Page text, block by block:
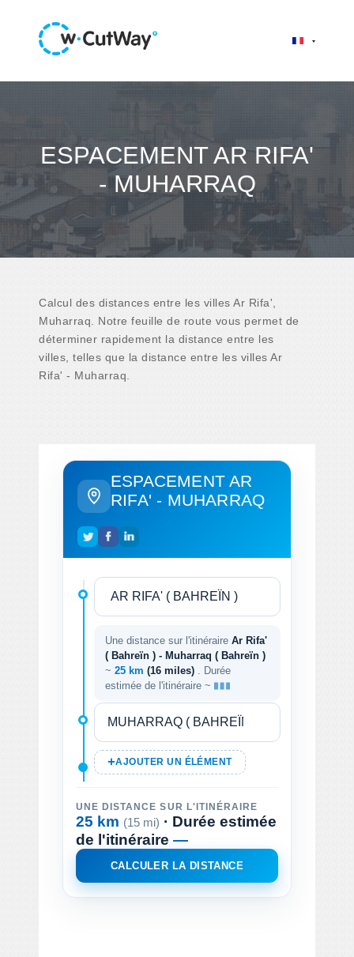
ESPACEMENT AR RIFA'
- MUHARRAQ
Calcul des distances entre les villes Ar Rifa',
Muharraq. Notre feuille de route vous permet de
déterminer rapidement la distance entre les
villes, telles que la distance entre les villes Ar
Rifa' - Muharraq.
ESPACEMENT AR
RIFA' - MUHARRAQ
Une distance sur l'itinéraire Ar Rifa'
( Bahreïn ) - Muharraq ( Bahreïn )
~ 25 km (16 miles)
. Durée
estimée de l'itinéraire ~
AJOUTER UN ÉLÉMENT
UNE DISTANCE SUR L'ITINÉRAIRE
25 km (15 mi) · Durée estimée
de l'itinéraire —
CALCULER LA DISTANCE